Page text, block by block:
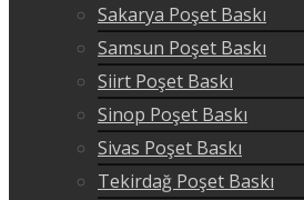
Sakarya Poşet Baskı
Samsun Poşet Baskı
Siirt Poşet Baskı
Sinop Poşet Baskı
Sivas Poşet Baskı
Tekirdağ Poşet Baskı